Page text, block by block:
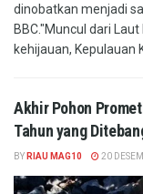
dinobatkan menjadi
BBC."Muncul dari
kehijauan, Kepulauan
Akhir Pohon
Tahun yang
BY RIAU MAG10 20